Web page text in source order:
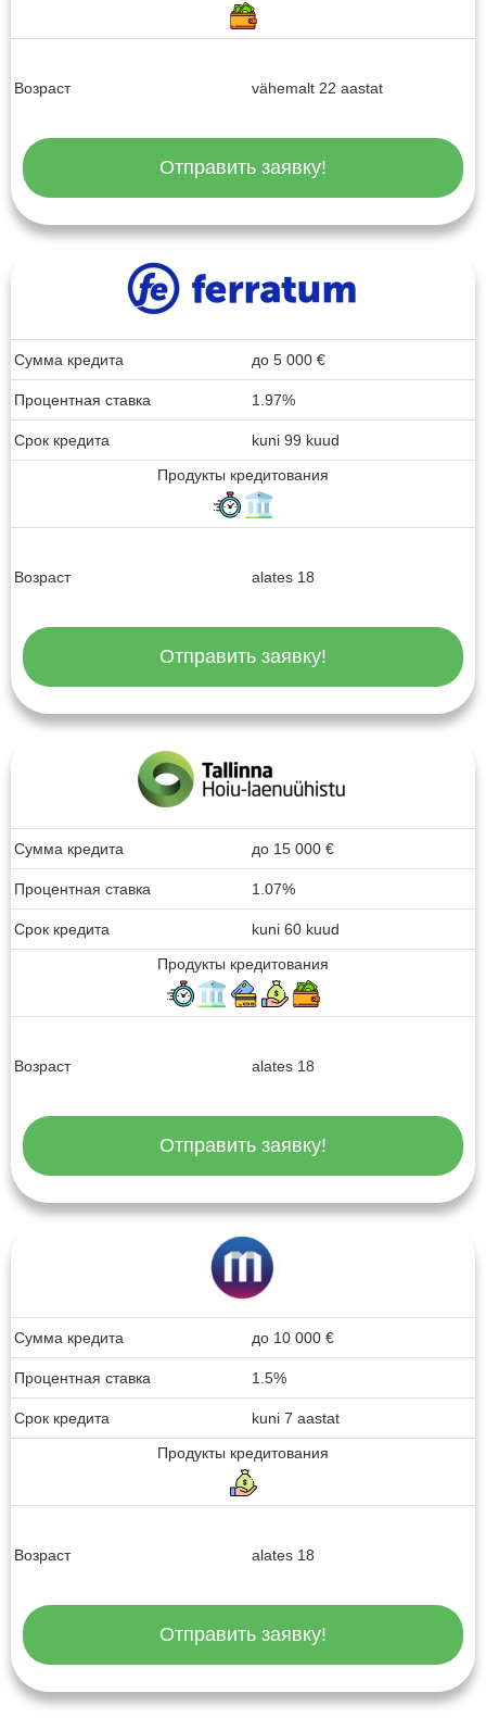
Возраст vähemalt 22 aastat
Отправить заявку!
Сумма кредита до 5 000 €
Процентная ставка 1.97%
Срок кредита
kuni 99 kuud
Продукты кредитования
Возраст alates 18
Отправить заявку!
Сумма кредита до 15 000 €
Процентная ставка 1.07%
Срок кредита
kuni 60 kuud
Продукты кредитования
Возраст alates 18
Отправить заявку!
Сумма кредита до 10 000 €
Процентная ставка 1.5%
Срок кредита
kuni 7 aastat
Продукты кредитования
Возраст alates 18
Отправить заявку!